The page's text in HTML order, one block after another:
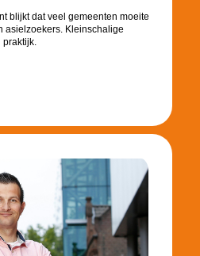
blijkt dat veel gemeenten moeite
asielzoekers. Kleinschalige